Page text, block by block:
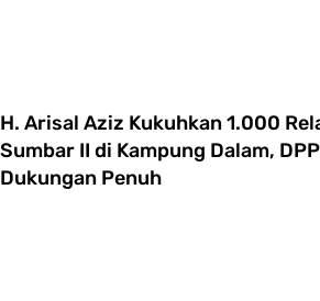
H. Arisal Aziz Kukuhkan 1.000
Sumbar II di Kampung Dalam,
Dukungan Penuh